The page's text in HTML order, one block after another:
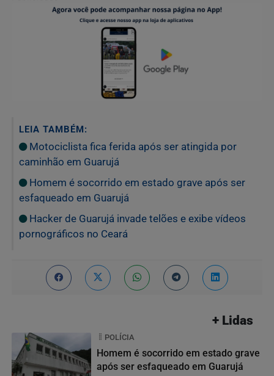
LEIA TAMBÉM:
Motociclista fica ferida após ser atingida por
caminhão em Guarujá
Homem é socorrido em estado grave após ser
esfaqueado em Guarujá
Hacker de Guarujá invade telões e exibe vídeos
pornográficos no Ceará
+ Lidas
POLÍCIA
Homem é socorrido em estado grave
após ser esfaqueado em Guarujá